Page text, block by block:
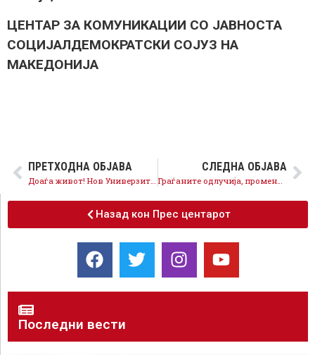
ЦЕНТАР ЗА КОМУНИКАЦИИ СО ЈАВНОСТА
СОЦИЈАЛДЕМОКРАТСКИ СОЈУЗ НА
МАКЕДОНИЈА
ПРЕТХОДНА ОБЈАВА СЛЕДНА ОБЈАВА
Граѓаните одлучија, промени и нова Влада, Груевски е минато!
Назад кон Прес центарот
Последни вести